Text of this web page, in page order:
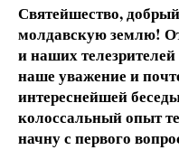
Святейшество,
молдавскую землю!
и наших
наше уважение и
интереснейшей
колоссальный опыт
начну с первого